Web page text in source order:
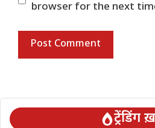
browser for the next
ट्रेंडिंग